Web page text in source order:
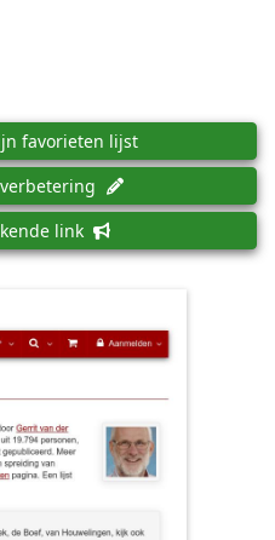
favorieten lijst
link